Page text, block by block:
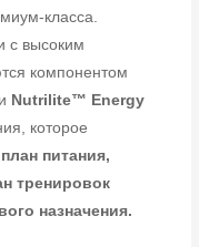
класса.
с высоким
компонентом
Nutrilite™ Energy
которое
питания,
тренировок
назначения.